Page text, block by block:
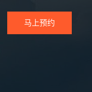
马上预约